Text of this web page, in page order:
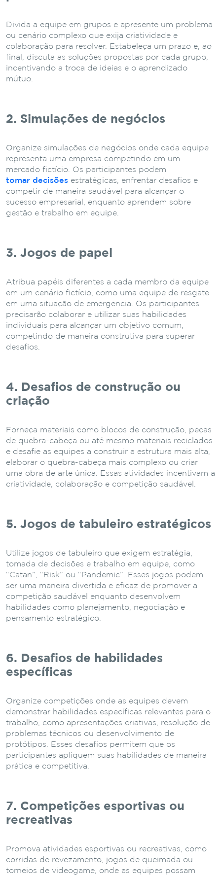
Divida a equipe em grupos e apresente um problema
ou cenário complexo que exija criatividade e
colaboração para resolver. Estabeleça um prazo e, ao
final, discuta as soluções propostas por cada grupo,
incentivando a troca de ideias e o aprendizado
mútuo.
2. Simulações de negócios
Organize simulações de negócios onde cada equipe
representa uma empresa competindo em um
mercado fictício. Os participantes podem
tomar decisões estratégicas, enfrentar desafios e
competir de maneira saudável para alcançar o
sucesso empresarial, enquanto aprendem sobre
gestão e trabalho em equipe.
3. Jogos de papel
Atribua papéis diferentes a cada membro da equipe
em um cenário fictício, como uma equipe de resgate
em uma situação de emergência. Os participantes
precisarão colaborar e utilizar suas habilidades
individuais para alcançar um objetivo comum,
competindo de maneira construtiva para superar
desafios.
4. Desafios de construção ou
criação
Forneça materiais como blocos de construção, peças
de quebra-cabeça ou até mesmo materiais reciclados
e desafie as equipes a construir a estrutura mais alta,
elaborar o quebra-cabeça mais complexo ou criar
uma obra de arte única. Essas atividades incentivam a
criatividade, colaboração e competição saudável.
5. Jogos de tabuleiro estratégicos
Utilize jogos de tabuleiro que exigem estratégia,
tomada de decisões e trabalho em equipe, como
“Catan”, “Risk” ou “Pandemic”. Esses jogos podem
ser uma maneira divertida e eficaz de promover a
competição saudável enquanto desenvolvem
habilidades como planejamento, negociação e
pensamento estratégico.
6. Desafios de habilidades
específicas
Organize competições onde as equipes devem
demonstrar habilidades específicas relevantes para o
trabalho, como apresentações criativas, resolução de
problemas técnicos ou desenvolvimento de
protótipos. Esses desafios permitem que os
participantes apliquem suas habilidades de maneira
prática e competitiva.
7. Competições esportivas ou
recreativas
Promova atividades esportivas ou recreativas, como
corridas de revezamento, jogos de queimada ou
torneios de videogame, onde as equipes possam